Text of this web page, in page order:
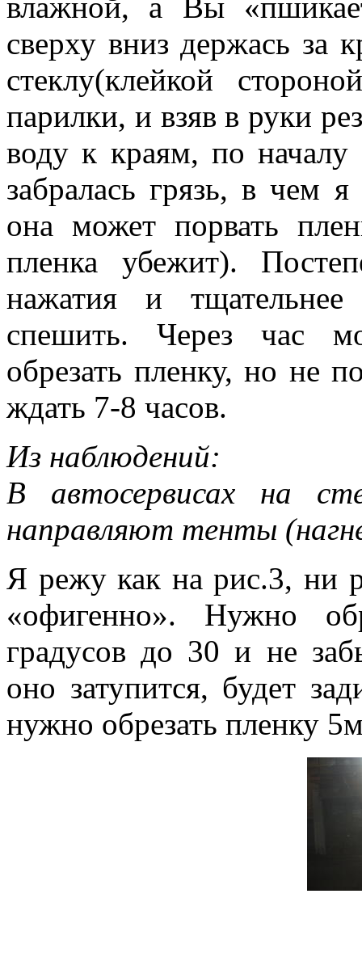
влажной, а Вы
сверху вниз держась за
стеклу(клейкой
парилки, и взяв в руки
воду к краям, по
забралась грязь, в чем
она может порвать
пленка убежит).
нажатия и
спешить. Через час
обрезать пленку, но не
ждать 7-8 часов.
Из наблюдений:
В автосервисах на
направляют тенты
Я режу как на рис.3, ни
«офигенно». Нужно
градусов до 30 и не
оно затупится, будет
нужно обрезать пленку